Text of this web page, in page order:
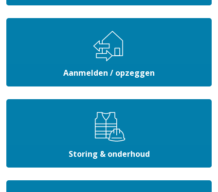
Aanmelden / opzeggen
Storing & onderhoud